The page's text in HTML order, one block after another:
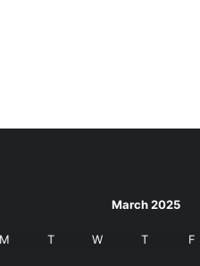
March 2025
M T W T F